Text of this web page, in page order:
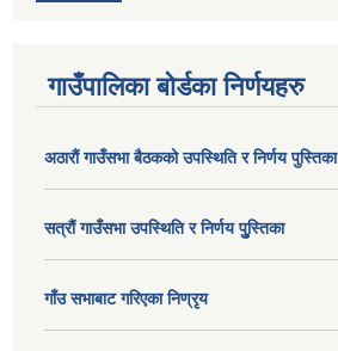
गाउँपालिका बोर्डका निर्णयहरु
अठाराैं गाउँसभा बैठकको उपस्थिति र निर्णय पुस्तिका
सत्राैं गाउँसभा उपस्थिति र निर्णय पुु्स्तिका
गाँउ सभाबाट गरिएका निण्रृय